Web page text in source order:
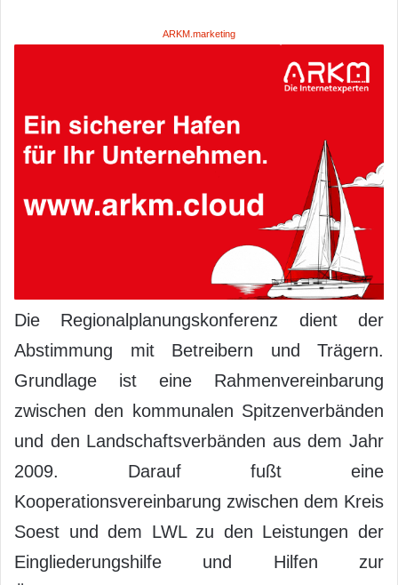
ARKM.marketing
Die Regionalplanungskonferenz dient der
Abstimmung mit Betreibern und Trägern.
Grundlage ist eine Rahmenvereinbarung
zwischen den kommunalen Spitzenverbänden
und den Landschaftsverbänden aus dem Jahr
2009. Darauf fußt eine
Kooperationsvereinbarung zwischen dem Kreis
Soest und dem LWL zu den Leistungen der
Eingliederungshilfe und Hilfen zur